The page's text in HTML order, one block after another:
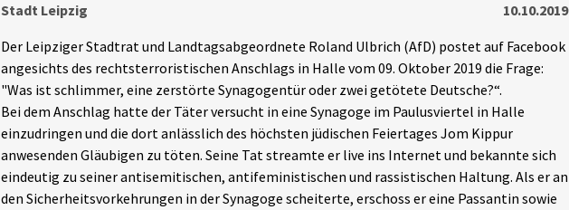
Stadt Leipzig
10.10.2019
Der Leipziger Stadtrat und Landtagsabgeordnete Roland Ulbrich (AfD) postet auf Facebook
angesichts des rechtsterroristischen Anschlags in Halle vom 09. Oktober 2019 die Frage:
"Was ist schlimmer, eine zerstörte Synagogentür oder zwei getötete Deutsche?“.
Bei dem Anschlag hatte der Täter versucht in eine Synagoge im Paulusviertel in Halle
einzudringen und die dort anlässlich des höchsten jüdischen Feiertages Jom Kippur
anwesenden Gläubigen zu töten. Seine Tat streamte er live ins Internet und bekannte sich
eindeutig zu seiner antisemitischen, antifeministischen und rassistischen Haltung. Als er an
den Sicherheitsvorkehrungen in der Synagoge scheiterte, erschoss er eine Passantin sowie